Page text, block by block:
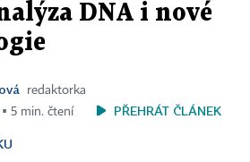
DNA i nové
redaktorka
5 min. čtení
PŘEHRÁT ČLÁNEK